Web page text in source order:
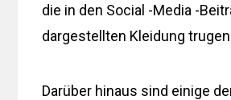
die in den Social -Media -
dargestellten Kleidung
Darüber hinaus sind einige